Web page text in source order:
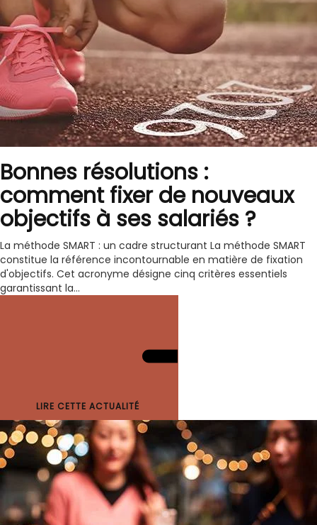
Bonnes résolutions :
comment fixer de nouveaux
objectifs à ses salariés ?
La méthode SMART : un cadre structurant La méthode SMART
constitue la référence incontournable en matière de fixation
d'objectifs. Cet acronyme désigne cinq critères essentiels
garantissant la...
LIRE CETTE ACTUALITÉ